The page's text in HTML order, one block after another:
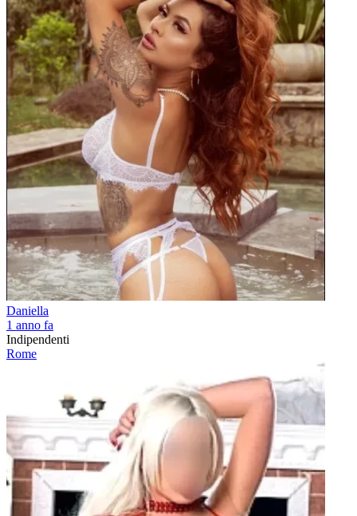
Daniella
1 anno fa
Indipendenti
Rome